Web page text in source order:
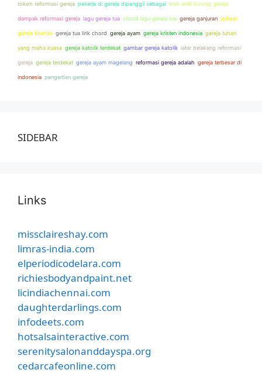
tokoh reformasi gereja pekerja di gereja dipanggil sebagai erek erek burung gereja
dampak reformasi gereja lagu gereja tua chord lagu gereja tua gereja ganjuran jadwal
gereja tiberias gereja tua lirik chord gereja ayam gereja kristen indonesia gereja tuhan
yang maha kuasa gereja katolik terdekat gambar gereja katolik latar belakang reformasi
gereja gereja terdekat gereja ayam magelang reformasi gereja adalah gereja terbesar di
indonesia pengertian gereja
SIDEBAR
Links
missclaireshay.com
limras-india.com
elperiodicodelara.com
richiesbodyandpaint.net
licindiachennai.com
daughterdarlings.com
infodeets.com
hotsalsainteractive.com
serenitysalonanddayspa.org
cedarcafeonline.com